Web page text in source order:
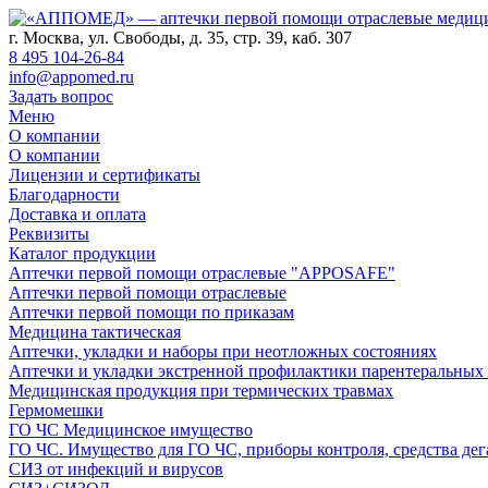
г. Москва, ул. Свободы, д. 35, стр. 39, каб. 307
8 495 104-26-84
info@appomed.ru
Задать вопрос
Меню
О компании
О компании
Лицензии и сертификаты
Благодарности
Доставка и оплата
Реквизиты
Каталог продукции
Аптечки первой помощи отраслевые "APPOSAFE"
Аптечки первой помощи отраслевые
Аптечки первой помощи по приказам
Медицина тактическая
Аптечки, укладки и наборы при неотложных состояниях
Аптечки и укладки экстренной профилактики
Медицинская продукция при термических травмах
Гермомешки
ГО ЧС Медицинское имущество
ГО ЧС. Имущество для ГО ЧС, приборы контроля, средства
СИЗ от инфекций и вирусов